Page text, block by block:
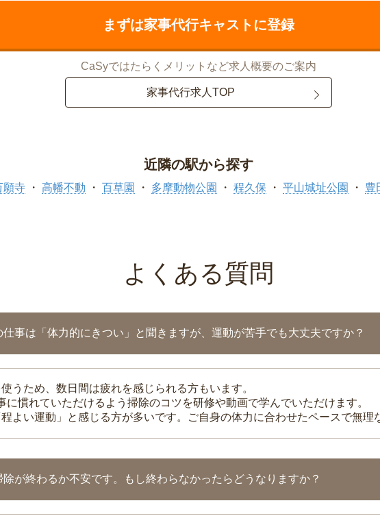
まずは家事代行キャストに登録
CaSyではたらくメリットなど求人概要のご案内
家事代行求人TOP
近隣の駅から探す
願寺 高幡不動 百草園 多摩動物公園 程久保 平山城址公園 豊
よくある質問
仕事は「体力的にきつい」と聞きますが、運動が苦手でも大丈夫ですか？
うため、数日間は疲れを感じられる方もいます。
に慣れていただけるよう掃除のコツを研修や動画で学んでいただけます。
よい運動」と感じる方が多いです。ご自身の体力に合わせたペースで無理
除が終わるか不安です。もし終わらなかったらどうなりますか？